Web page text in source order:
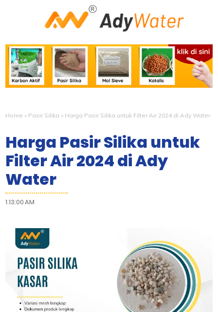
Home » Pasir Silika » Harga Pasir Silika untuk Filter Air 2024 di Ady Water
Harga Pasir Silika untuk
Filter Air 2024 di Ady
Water
1:13:00 AM